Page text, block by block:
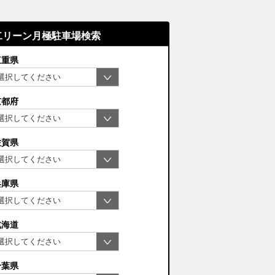
リーン月極駐車場検索
県
府
県
県
道
県